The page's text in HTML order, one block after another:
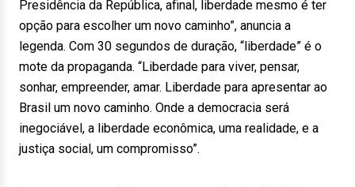
Presidência da República, afinal, liberdade mesmo é ter
opção para escolher um novo caminho”, anuncia a
legenda. Com 30 segundos de duração, “liberdade” é o
mote da propaganda. “Liberdade para viver, pensar,
sonhar, empreender, amar. Liberdade para apresentar ao
Brasil um novo caminho. Onde a democracia será
inegociável, a liberdade econômica, uma realidade, e a
justiça social, um compromisso”.